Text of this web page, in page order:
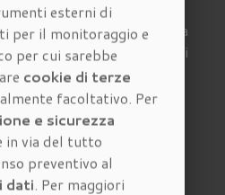
a Firenze si occupa
vendita e affitto di immobili
provincia fiorentina.
con noi Newsletter
Recensioni
27/A Firenze
esterni di
per il monitoraggio e
per cui sarebbe
cookie di terze
facoltativo. Per
e sicurezza
in via del tutto
preventivo al
dati. Per maggiori